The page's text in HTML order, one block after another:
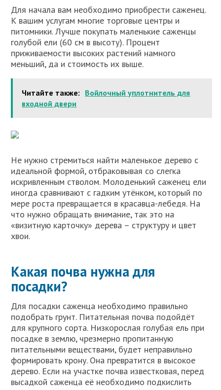
Для начала вам необходимо приобрести саженец.
К вашим услугам многие торговые центры и
питомники. Лучше покупать маленькие саженцы
голубой ели (60 см в высоту). Процент
приживаемости высоких растений намного
меньший, да и стоимость их выше.
Читайте также: Войлочный уплотнитель для
входной двери
Не нужно стремиться найти маленькое дерево с
идеальной формой, отбраковывая со слегка
искривленным стволом. Молоденький саженец ели
иногда сравнивают с гадким утёнком, который по
мере роста превращается в красавца-лебедя. На
что нужно обращать внимание, так это на
«визитную карточку» дерева – структуру и цвет
хвои.
Какая почва нужна для
посадки?
Для посадки саженца необходимо правильно
подобрать грунт. Питательная почва подойдёт
для крупного сорта. Низкорослая голубая ель при
посадке в землю, чрезмерно пропитанную
питательными веществами, будет неправильно
формировать крону. Она превратится в высокое
дерево. Если на участке почва известковая, перед
высадкой саженца её необходимо подкислить